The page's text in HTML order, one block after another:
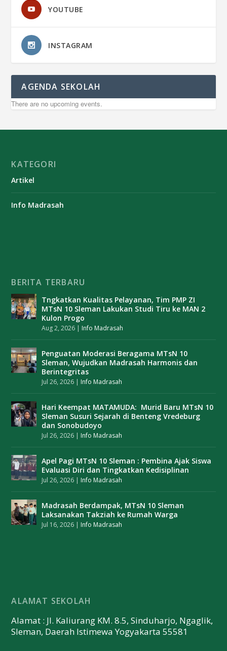
YOUTUBE
INSTAGRAM
AGENDA SEKOLAH
There are no upcoming events.
KATEGORI
Artikel
Info Madrasah
BERITA TERBARU
Tngkatkan Kualitas Pelayanan, Tim PMP ZI
MTsN 10 Sleman Lakukan Studi Tiru ke MAN 2
Kulon Progo
Aug 2, 2026 | Info Madrasah
Penguatan Moderasi Beragama MTsN 10
Sleman, Wujudkan Madrasah Harmonis dan
Berintegritas
Jul 26, 2026 | Info Madrasah
Hari Keempat MATAMUDA: Murid Baru MTsN 10
Sleman Susuri Sejarah di Benteng Vredeburg
dan Sonobudoyo
Jul 26, 2026 | Info Madrasah
Apel Pagi MTsN 10 Sleman : Pembina Ajak Siswa
Evaluasi Diri dan Tingkatkan Kedisiplinan
Jul 26, 2026 | Info Madrasah
Madrasah Berdampak, MTsN 10 Sleman
Laksanakan Takziah ke Rumah Warga
Jul 16, 2026 | Info Madrasah
ALAMAT SEKOLAH
Alamat : Jl. Kaliurang KM. 8.5, Sinduharjo, Ngaglik,
Sleman, Daerah Istimewa Yogyakarta 55581